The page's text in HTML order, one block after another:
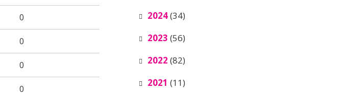
0
0
0
0
2024(34)
2023 (56)
2022 (82)
2021 (11)